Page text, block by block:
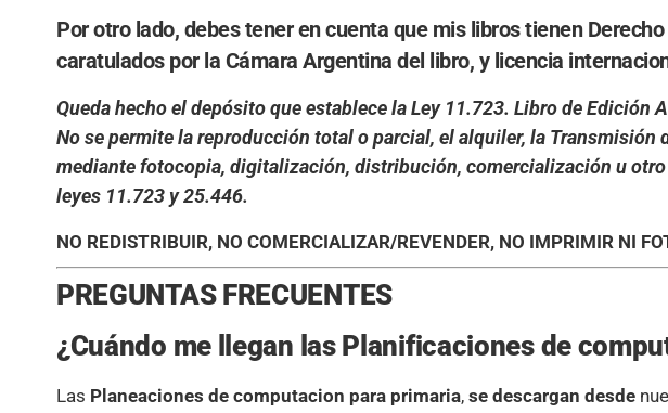
Por otro lado, debes tener en cuenta que mis libros tienen
caratulados por la Cámara Argentina del libro, y licencia
Queda hecho el depósito que establece la Ley 11.723. Libro de Edición
No se permite la reproducción total o parcial, el alquiler, la Transmisión
mediante fotocopia, digitalización, distribución, comercialización u
leyes 11.723 y 25.446.
NO REDISTRIBUIR, NO COMERCIALIZAR/REVENDER, NO IMPRIMIR NI
PREGUNTAS FRECUENTES
¿Cuándo me llegan las Planificaciones de
Las Planeaciones de computacion para primaria, se descargan desde